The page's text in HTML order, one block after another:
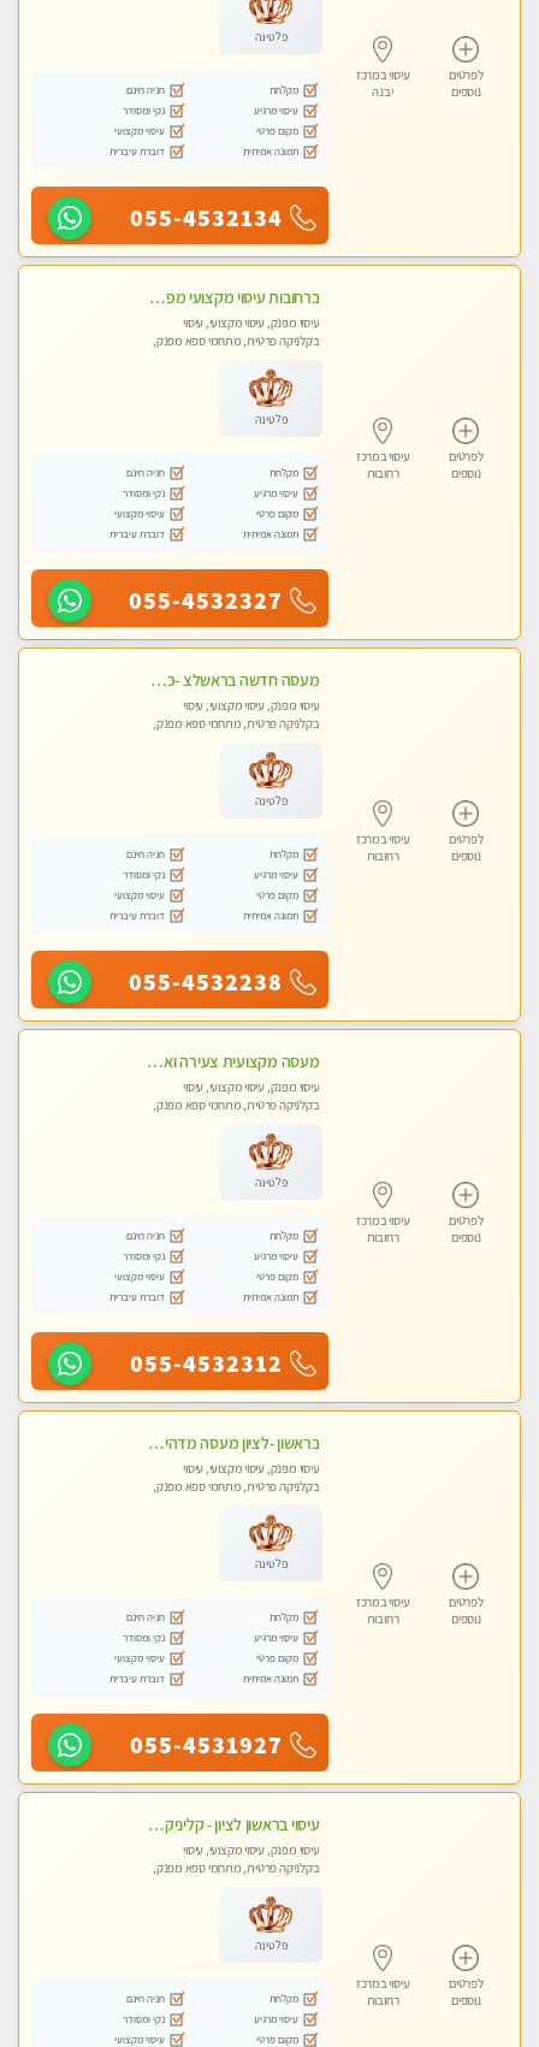
לפרטים
נוספים
עיסוי במרכז
יבנה
פלטינה
מקלחת
חניה חינם
עיסוי מרגיע
נקי ומסודר
מקום פרטי
עיסוי מקצועי
תמונה אמיתית
דוברת עיברית
055-4532134
לפרטים
נוספים
עיסוי במרכז
רחובות
ברחובות עיסוי מקצועי מפנק וכול סוגי העיסויים רמה גבוהה! ללא מין !
עיסוי מפנק, עיסוי מקצועי, עיסוי
בקלניקה פרטית, מתחמי ספא מפנק,
פלטינה
מקלחת
חניה חינם
עיסוי מרגיע
נקי ומסודר
מקום פרטי
עיסוי מקצועי
תמונה אמיתית
דוברת עיברית
055-4532327
לפרטים
נוספים
עיסוי במרכז
רחובות
מעסה חדשה בראשלצ -כל סוגי העיסויים מעסה מקצועית ואיכותית פרטי!!!מומלץ לחלוטין!!
עיסוי מפנק, עיסוי מקצועי, עיסוי
בקלניקה פרטית, מתחמי ספא מפנק,
פלטינה
מקלחת
חניה חינם
עיסוי מרגיע
נקי ומסודר
מקום פרטי
עיסוי מקצועי
תמונה אמיתית
דוברת עיברית
055-4532238
לפרטים
נוספים
עיסוי במרכז
רחובות
מעסה מקצועית צעירה ואיכותית פרטי!!! מ 10:00 בבוקר עד 18:00 בערב.
עיסוי מפנק, עיסוי מקצועי, עיסוי
בקלניקה פרטית, מתחמי ספא מפנק,
פלטינה
מקלחת
חניה חינם
עיסוי מרגיע
נקי ומסודר
מקום פרטי
עיסוי מקצועי
תמונה אמיתית
דוברת עיברית
055-4532312
לפרטים
נוספים
עיסוי במרכז
רחובות
בראשון -לציון מעסה מדהימה ביותר בתל אביב ומומלץ לחלוטין! פרטי! ​​​​​​ Highly recommended
עיסוי מפנק, עיסוי מקצועי, עיסוי
בקלניקה פרטית, מתחמי ספא מפנק,
פלטינה
מקלחת
חניה חינם
עיסוי מרגיע
נקי ומסודר
מקום פרטי
עיסוי מקצועי
תמונה אמיתית
דוברת עיברית
055-4531927
לפרטים
נוספים
עיסוי במרכז
רחובות
עיסוי בראשון לציון - קליניקה פרטית עיסוי קסום איכותי ומרגיע מידי זהב עיסוי שבדי קלאסי ורפלקסולוגיה שרות מקצועי טל- 052-4818650
עיסוי מפנק, עיסוי מקצועי, עיסוי
בקלניקה פרטית, מתחמי ספא מפנק,
פלטינה
מקלחת
חניה חינם
עיסוי מרגיע
נקי ומסודר
מקום פרטי
עיסוי מקצועי